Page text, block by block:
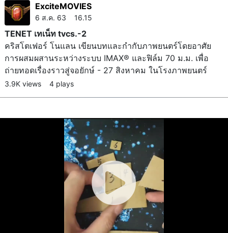
ExciteMOVIES
6 ส.ค. 63 16.15
TENET เทเน็ท tvcs.-2
คริสโตเฟอร์ โนแลน เขียนบทและกำกับภาพยนตร์โดยอาศัย
การผสมผสานระหว่างระบบ IMAX® และฟิล์ม 70 ม.ม. เพื่อ
ถ่ายทอดเรื่องราวสู่จอยักษ์ - 27 สิงหาคม ในโรงภาพยนตร์
3.9K views 4 plays